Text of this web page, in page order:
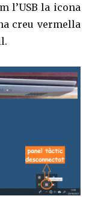
l’USB la icona
creu vermella